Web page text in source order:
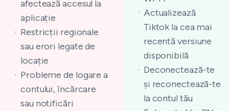
afectează accesul la
aplicație
Restricții regionale
sau erori legate de
locație
Probleme de logare a
contului, încărcare
sau notificări
Actualizează
Tiktok la cea mai
recentă versiune
disponibilă
Deconectează-te
și reconectează-te
la contul tău